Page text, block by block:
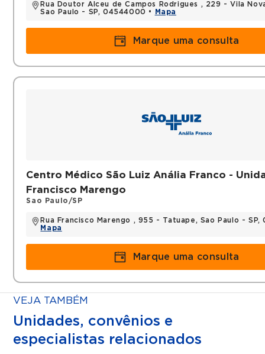
Rua Doutor Alceu de Campos Rodrigues , 229 - Vila
Sao Paulo - SP, 04544000 •
Mapa
Marque uma consulta
Centro Médico São Luiz Anália Franco -
Francisco Marengo
Sao Paulo/SP
Rua Francisco Marengo , 955 - Tatuape, Sao Paulo - SP,
Mapa
Marque uma consulta
VEJA TAMBÉM
Unidades, convênios e
especialistas relacionados